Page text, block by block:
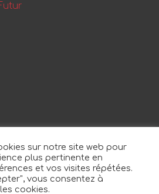
By Laladeez...
sur notre site web pour
plus pertinente en
et vos visites répétées.
vous consentez à
cookies.